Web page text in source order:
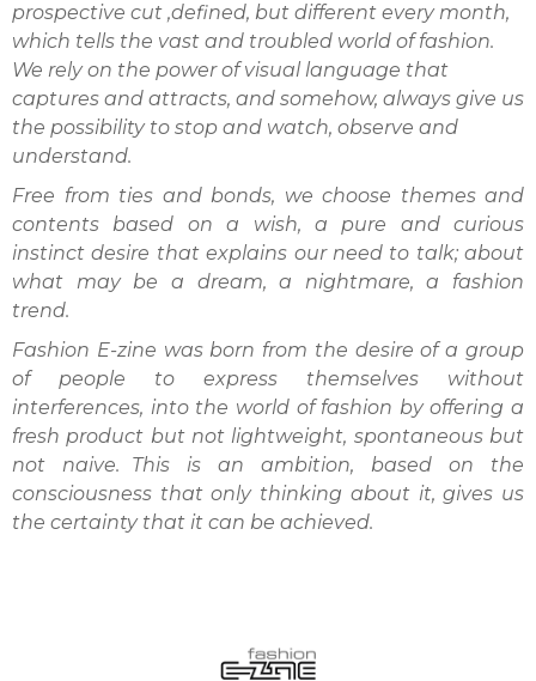
prospective cut ,defined, but different every month,
which tells the vast and troubled world of fashion.
We rely on the power of visual language that
captures and attracts, and somehow, always give us
the possibility to stop and watch, observe and
understand.
Free from ties and bonds, we choose themes and
contents based on a wish, a pure and curious
instinct desire that explains our need to talk; about
what may be a dream, a nightmare, a fashion
trend.
Fashion E-zine was born from the desire of a group
of people to express themselves without
interferences, into the world of fashion by offering a
fresh product but not lightweight, spontaneous but
not naive. This is an ambition, based on the
consciousness that only thinking about it, gives us
the certainty that it can be achieved.